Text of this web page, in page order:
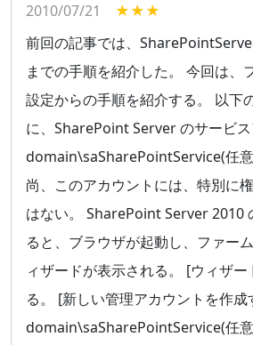
2010/07/21
★★★
前回の記事では、
までの手順を紹介した。 今回は、
設定からの手順を紹介する。 以下
に、SharePoint Server のサービ
domain\saSharePointService(任意
尚、このアカウントには、特別に
はない。 SharePoint Server 2010
ると、ブラウザが起動し、ファー
ィザードが表示される。 [ウィザ
る。 [新しい管理アカウントを作成
domain\saSharePointService(任